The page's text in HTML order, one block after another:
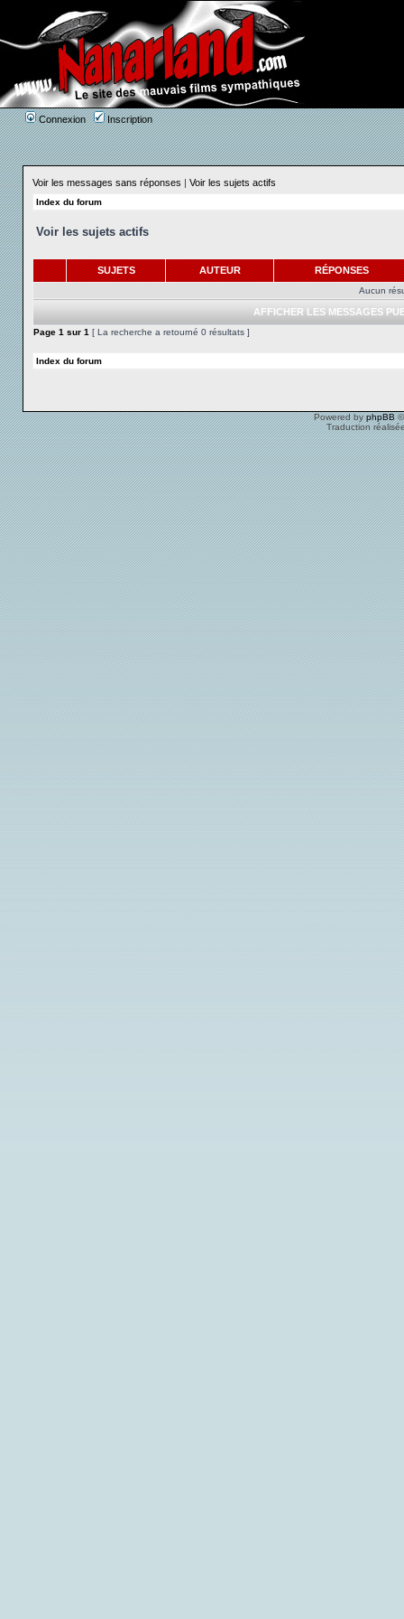
Connexion Inscription
Voir les messages sans réponses | Voir les sujets actifs
Index du forum
Voir les sujets actifs
SUJETS AUTEUR RÉPONSES
Aucun
AFFICHER LES MESSAGES
Page 1 sur 1 [ La recherche a retourné 0 résultats ]
Index du forum
Powered byphpBB©
Traduction